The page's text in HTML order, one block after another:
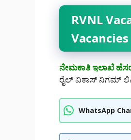
RVNL
Vacancies
ನೇಮಕಾತಿ ಇಲಾಖೆ
ರೈಲ್ ವಿಕಾಸ್ ನಿಗಮ್
WhatsApp